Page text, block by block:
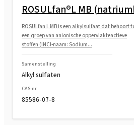
ROSULfan®L MB
ROSULfan L MB is een alkylsulfaat dat behoort
een groep van anionische oppervlakteactieve
stoffen (INCI-naam: Sodium...
Samenstelling
Alkyl sulfaten
CAS-nr.
85586-07-8